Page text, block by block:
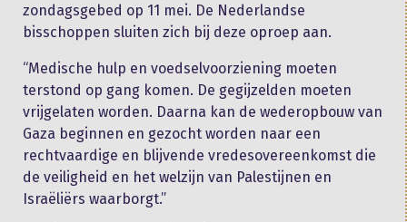
zondagsgebed op 11 mei. De Nederlandse
bisschoppen sluiten zich bij deze oproep aan.
“Medische hulp en voedselvoorziening moeten
terstond op gang komen. De gegijzelden moeten
vrijgelaten worden. Daarna kan de wederopbouw van
Gaza beginnen en gezocht worden naar een
rechtvaardige en blijvende vredesovereenkomst die
de veiligheid en het welzijn van Palestijnen en
Israëliërs waarborgt.”